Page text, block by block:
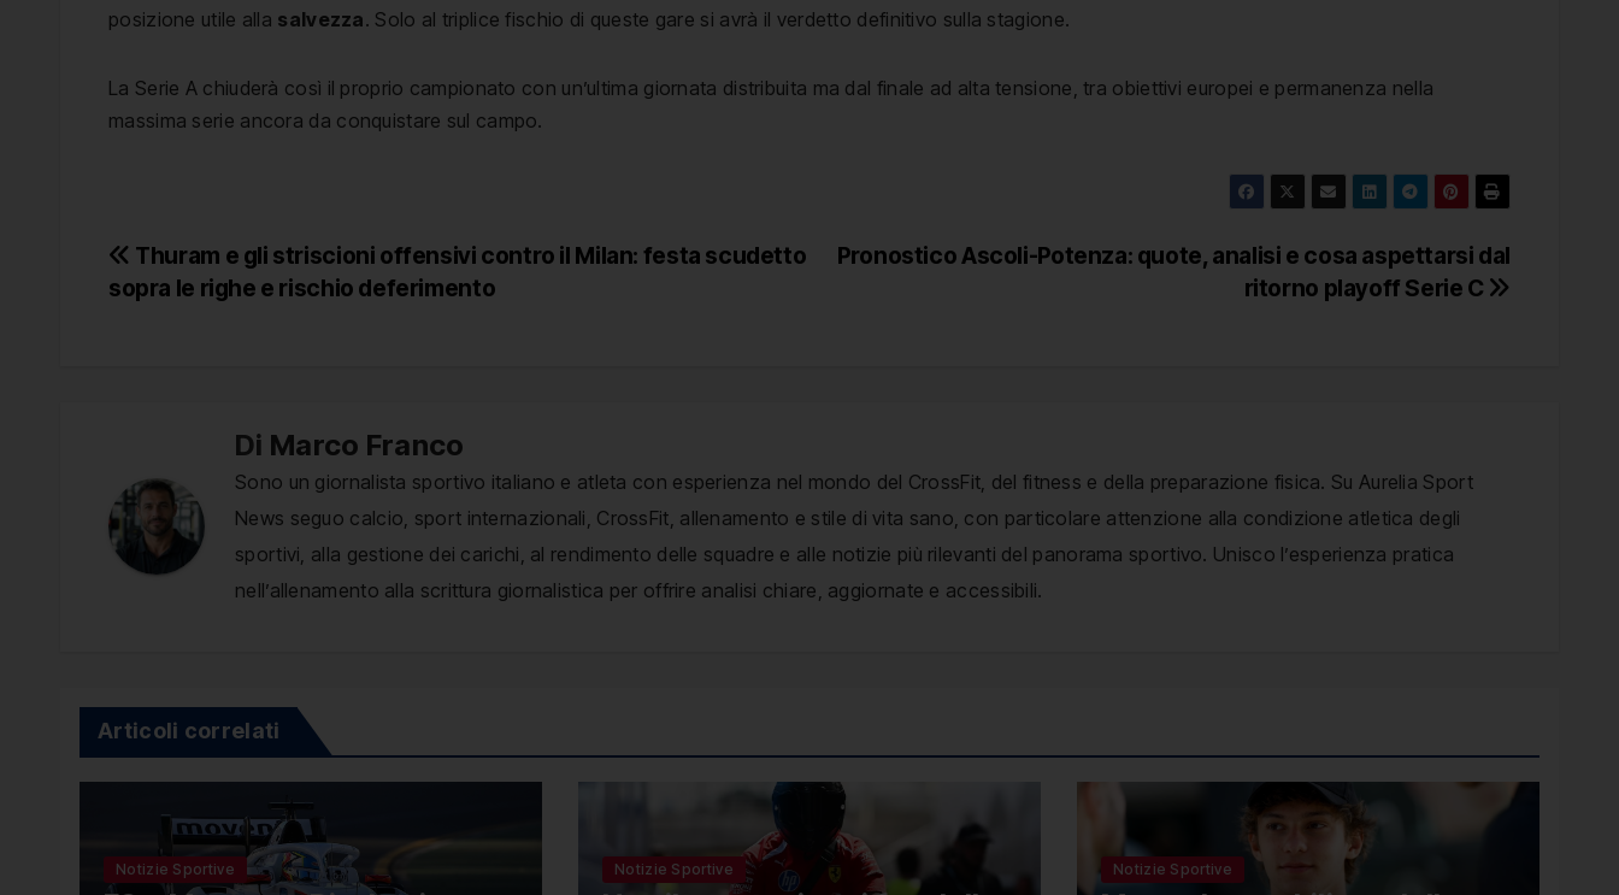
posizione utile alla salvezza. Solo al triplice fischio di queste gare si avrà il verdetto definitivo sulla stagione.
La Serie A chiuderà così il proprio campionato con un’ultima giornata distribuita ma dal finale ad alta tensione, tra obiettivi europei e permanenza nella
massima serie ancora da conquistare sul campo.
Navigazione
articoli
Pronostico Ascoli-Potenza: quote, analisi e cosa aspettarsi dal
ritorno playoff Serie C
Thuram e gli striscioni offensivi contro il Milan: festa scudetto
sopra le righe e rischio deferimento
Di Marco Franco
Sono un giornalista sportivo italiano e atleta con esperienza nel mondo del CrossFit, del fitness e della preparazione fisica. Su Aurelia Sport
News seguo calcio, sport internazionali, CrossFit, allenamento e stile di vita sano, con particolare attenzione alla condizione atletica degli
sportivi, alla gestione dei carichi, al rendimento delle squadre e alle notizie più rilevanti del panorama sportivo. Unisco l’esperienza pratica
nell’allenamento alla scrittura giornalistica per offrire analisi chiare, aggiornate e accessibili.
Articoli correlati
Notizie Sportive Notizie Sportive Notizie Sportive